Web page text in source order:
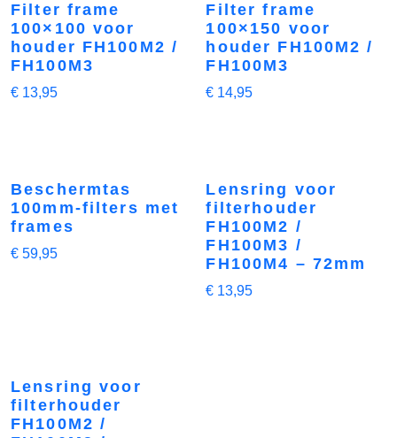
Filter frame
100×100 voor
houder FH100M2 /
FH100M3
€ 13,95
Filter frame
100×150 voor
houder FH100M2 /
FH100M3
€ 14,95
Beschermtas
100mm-filters met
frames
€ 59,95
Lensring voor
filterhouder
FH100M2 /
FH100M3 /
FH100M4 – 72mm
€ 13,95
Lensring voor
filterhouder
FH100M2 /